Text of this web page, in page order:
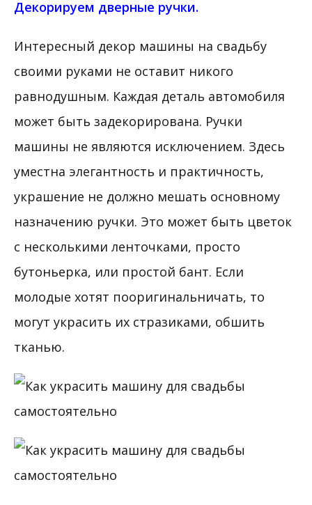
Декорируем дверные ручки.
Интересный декор машины на свадьбу
своими руками не оставит никого
равнодушным. Каждая деталь автомобиля
может быть задекорирована. Ручки
машины не являются исключением. Здесь
уместна элегантность и практичность,
украшение не должно мешать основному
назначению ручки. Это может быть цветок
с несколькими ленточками, просто
бутоньерка, или простой бант. Если
молодые хотят пооригинальничать, то
могут украсить их стразиками, обшить
тканью.